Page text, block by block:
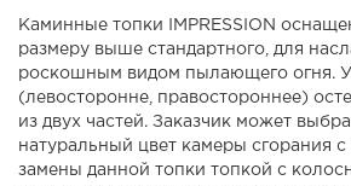
Каминные топки IMPRESSION
размеру выше стандартного, для
роскошным видом пылающего огня.
(левосторонне, правостороннее)
из двух частей. Заказчик может
натуральный цвет камеры сгорания
замены данной топки топкой с